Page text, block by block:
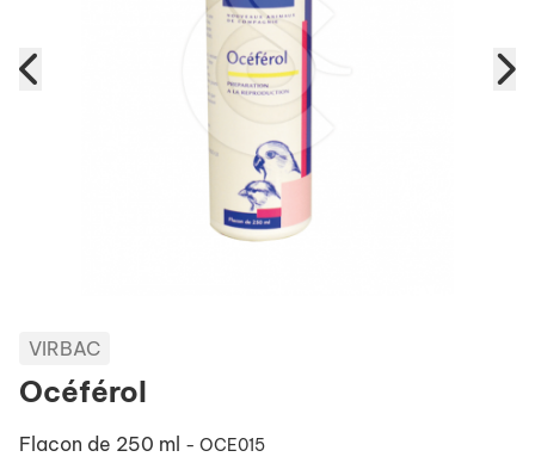
VIRBAC
Océférol
Flacon de 250 ml - OCE015